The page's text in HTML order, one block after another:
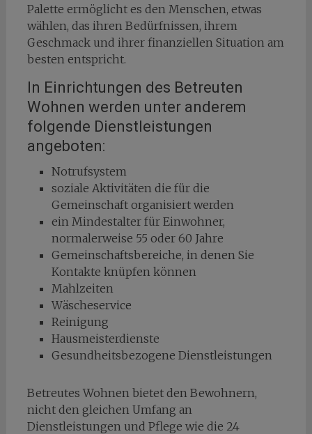
Palette ermöglicht es den Menschen, etwas
wählen, das ihren Bedürfnissen, ihrem
Geschmack und ihrer finanziellen Situation am
besten entspricht.
In Einrichtungen des Betreuten
Wohnen werden unter anderem
folgende Dienstleistungen
angeboten:
Notrufsystem
soziale Aktivitäten die für die
Gemeinschaft organisiert werden
ein Mindestalter für Einwohner,
normalerweise 55 oder 60 Jahre
Gemeinschaftsbereiche, in denen Sie
Kontakte knüpfen können
Mahlzeiten
Wäscheservice
Reinigung
Hausmeisterdienste
Gesundheitsbezogene Dienstleistungen
Betreutes Wohnen bietet den Bewohnern,
nicht den gleichen Umfang an
Dienstleistungen und Pflege wie die 24